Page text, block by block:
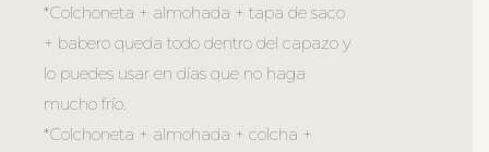
*Colchoneta + almohada + tapa de saco
+ babero queda todo dentro del capazo y
lo puedes usar en días que no haga
mucho frío.
*Colchoneta + almohada + colcha +